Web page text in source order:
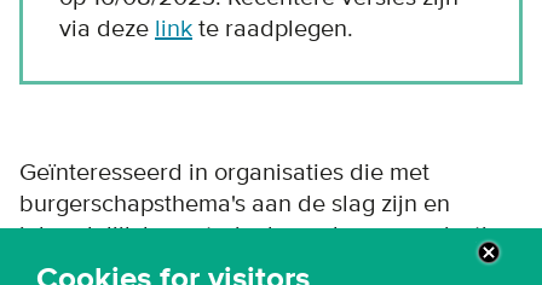
via deze link te raadplegen.
Geïnteresseerd in organisaties die met
burgerschapsthema's aan de slag zijn en
inhoudelijk lesmateriaal van deze organisaties.
Klik danhier